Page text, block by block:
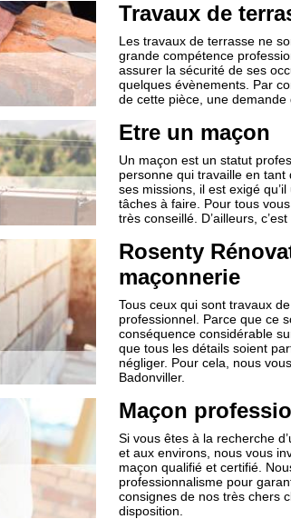
Travaux de
Les travaux de terrasse ne
grande compétence
assurer la sécurité de ses
quelques évènements. Par
de cette pièce, une demande
Etre un maçon
Un maçon est un statut
personne qui travaille en
ses missions, il est exigé
tâches à faire. Pour tous
très conseillé. D’ailleurs,
Rosenty
maçonnerie
Tous ceux qui sont travaux
professionnel. Parce que ce
conséquence considérable
que tous les détails soient
négliger. Pour cela, nous
Badonviller.
Maçon
Si vous êtes à la recherche
et aux environs, nous vous
maçon qualifié et certifié.
professionnalisme pour
consignes de nos très chers
disposition.